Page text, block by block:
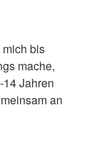
mich bis
mache,
Jahren
an